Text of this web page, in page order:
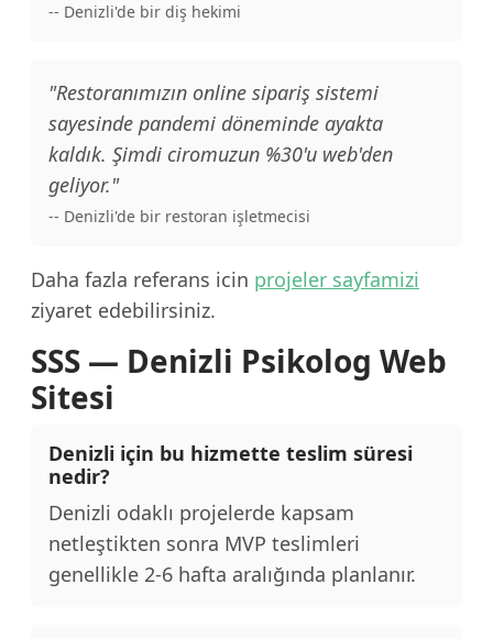
-- Denizli'de bir diş hekimi
"Restoranımızın online sipariş sistemi
sayesinde pandemi döneminde ayakta
kaldık. Şimdi ciromuzun %30'u web'den
geliyor."
-- Denizli'de bir restoran işletmecisi
Daha fazla referans icin projeler sayfamizi
ziyaret edebilirsiniz.
SSS — Denizli Psikolog Web
Sitesi
Denizli için bu hizmette teslim süresi
nedir?
Denizli odaklı projelerde kapsam
netleştikten sonra MVP teslimleri
genellikle 2-6 hafta aralığında planlanır.